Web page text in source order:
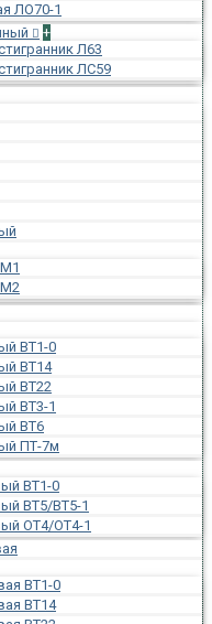
ЛО70-1
+
Л63
ЛС59
М2
ВТ1-0
ВТ14
ВТ22
ВТ3-1
ВТ6
ПТ-7м
ВТ1-0
ВТ5/ВТ5-1
ОТ4/ОТ4-1
ВТ1-0
ВТ14